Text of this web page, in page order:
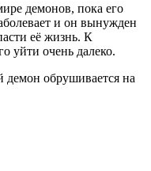
демонов, пока его
и он вынужден
её жизнь. К
уйти очень далеко.
демон обрушивается на